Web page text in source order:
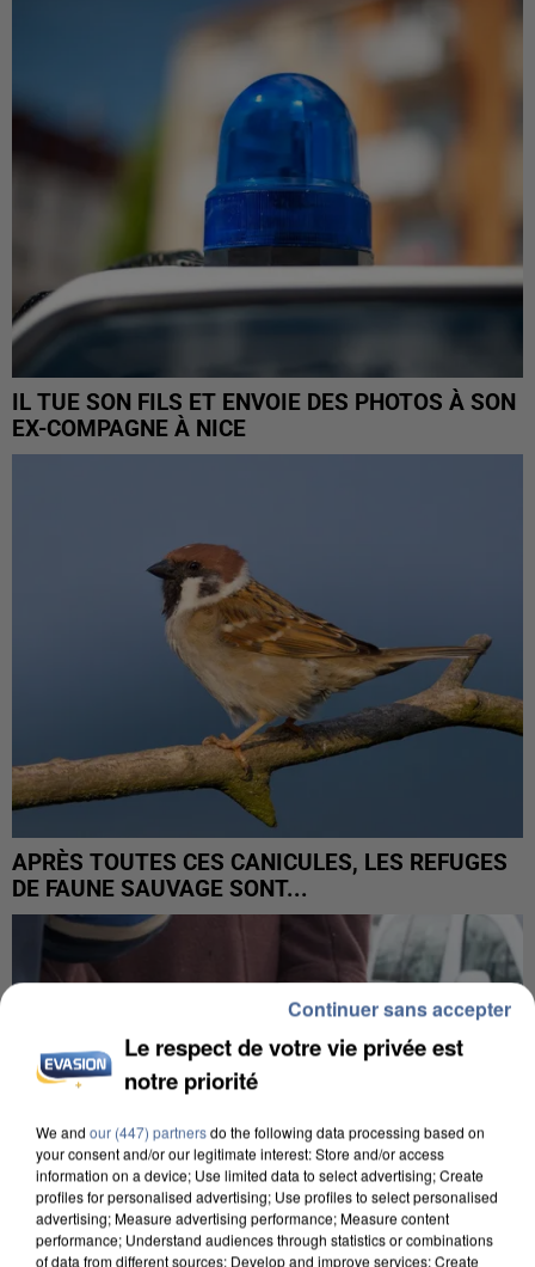
IL TUE SON FILS ET ENVOIE DES PHOTOS À SON
EX-COMPAGNE À NICE
APRÈS TOUTES CES CANICULES, LES REFUGES
DE FAUNE SAUVAGE SONT...
Le respect de votre vie privée est
notre priorité
We and our (447) partnersdo the following data processing based on
your consent and/or our legitimate interest: Store and/or access
information on a device; Use limited data to select advertising; Create
profiles for personalised advertising; Use profiles to select personalised
advertising; Measure advertising performance; Measure content
performance; Understand audiences through statistics or combinations
of data from different sources; Develop and improve services; Create
Continuer sans accepter